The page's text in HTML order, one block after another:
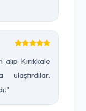
Kırıkkale